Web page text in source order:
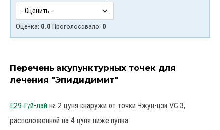
Оценка: 0.0 Проголосовало: 0
Перечень акупунктурных точек для
лечения "Эпидидимит"
Е29 Гуй-лай на 2 цуня кнаружи от точки Чжун-цзи VC.3,
расположенной на 4 цуня ниже пупка.